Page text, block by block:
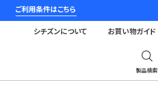
ご利用条件はこちら
製品検索
シチズンについて お買い物ガイド